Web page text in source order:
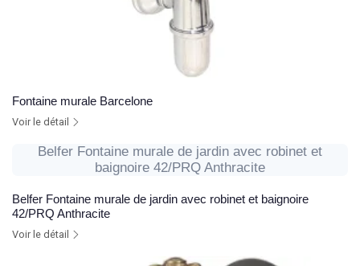
Fontaine murale Barcelone
Voir le détail
Belfer Fontaine murale de jardin avec robinet et
baignoire 42/PRQ Anthracite
Belfer Fontaine murale de jardin avec robinet et baignoire
42/PRQ Anthracite
Voir le détail